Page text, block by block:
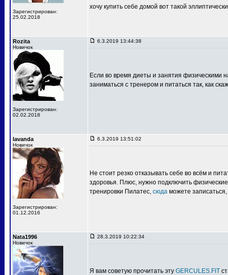
Зарегистрирован:
25.02.2018
хочу купить себе домой вот такой
Rozita
Новичок
Зарегистрирован:
02.02.2018
6.3.2019 13:44:38
Если во время диеты и занятия физическими
заниматься с тренером и питаться так, как
lavanda
Новичок
Зарегистрирован:
01.12.2016
6.3.2019 13:51:02
Не стоит резко отказывать себе во всём и
здоровья. Плюс, нужно подключить
тренировки Пилатес, сюда можете
Nata1996
Новичок
28.3.2019 10:22:34
Я вам советую прочитать эту GERCULES.FIT